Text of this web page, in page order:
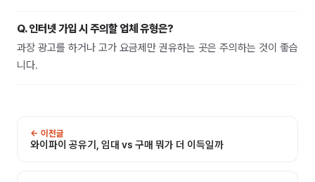
Q.인터넷 가입 시 주의할 업체 유형은?
과장 광고를 하거나 고가 요금제만 권유하는 곳은 주의하는 것이 좋습
니다.
← 이전글
와이파이 공유기, 임대 vs 구매 뭐가 더 이득일까